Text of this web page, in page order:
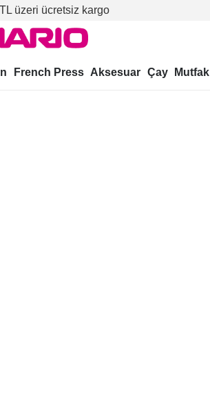
üzeri ücretsiz kargo
French Press Aksesuar Çay Mutfak